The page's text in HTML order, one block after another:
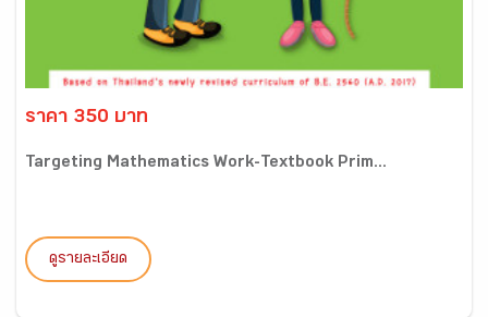
ราคา 350 บาท
Targeting Mathematics Work-Textbook Prim...
ดูรายละเอียด